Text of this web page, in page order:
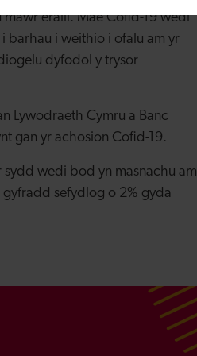
eraill. Mae Cofid-19 wedi
barhau i weithio i ofalu am yr
dyfodol y trysor
Lywodraeth Cymru a Banc
gan yr achosion Cofid-19.
wedi bod yn masnachu am
sefydlog o 2% gyda